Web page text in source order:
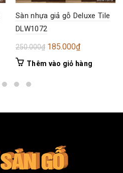
Sàn nhựa giả gỗ Deluxe Tile
DLW1072
250.000₫ Giá
gốc
185.000₫Giá
hiện
Thêm vào giỏ hàng